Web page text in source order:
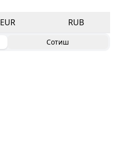
EUR RUB
Сотиш